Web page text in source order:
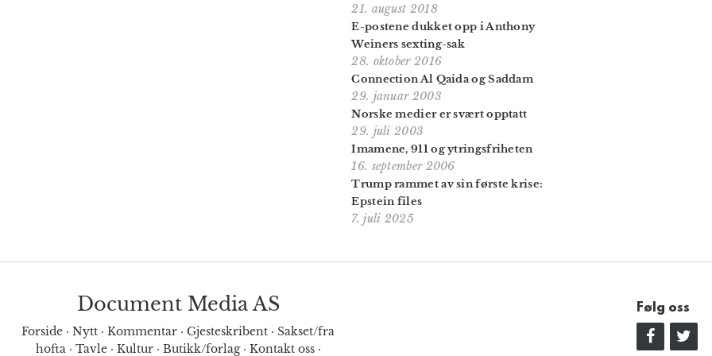
21. august 2018
E-postene dukket opp i Anthony
Weiners sexting-sak
28. oktober 2016
Connection Al Qaida og Saddam
29. januar 2003
Norske medier er svært opptatt
29. juli 2003
Imamene, 911 og ytringsfriheten
16. september 2006
Trump rammet av sin første krise:
Epstein files
7. juli 2025
Document Media AS
Forside · Nytt · Kommentar · Gjesteskribent · Sakset/fra
hofta· Tavle· Kultur· Butikk/forlag· Kontakt oss·
Følg oss